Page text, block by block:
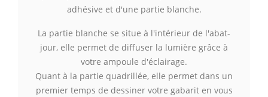
adhésive et d'une partie blanche.
La partie blanche se situe à l'intérieur de l'abat-
jour, elle permet de diffuser la lumière grâce à
votre ampoule d'éclairage.
Quant à la partie quadrillée, elle permet dans un
premier temps de dessiner votre gabarit en vous